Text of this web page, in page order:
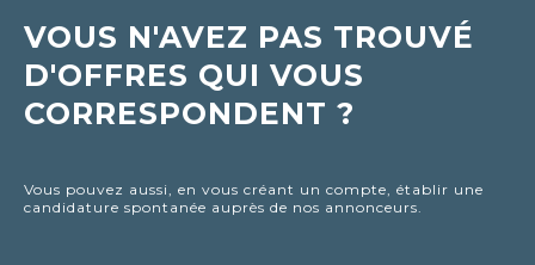
VOUS N'AVEZ PAS TROUVÉ
D'OFFRES QUI VOUS
CORRESPONDENT ?
Vous pouvez aussi, en vous créant un compte, établir une
candidature spontanée auprès de nos annonceurs.